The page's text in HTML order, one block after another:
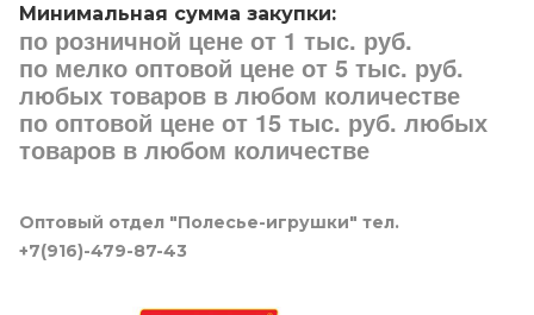
Минимальная сумма закупки:
по розничной цене от 1 тыс. руб.
по мелко оптовой цене от 5 тыс. руб.
любых товаров в любом количестве
по оптовой цене от 15 тыс. руб. любых
товаров в любом количестве
Оптовый отдел "Полесье-игрушки" тел.
+7(916)-479-87-43